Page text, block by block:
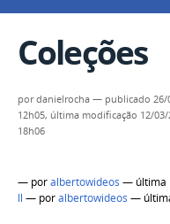
Coleções
pordanielrocha — publicado 26/
12h05, última modificação 12/03/
18h06
— poralbertowideos — última
ll — poralbertowideos —